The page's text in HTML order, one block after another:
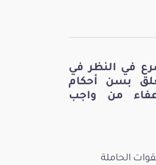
في النظر في
بسن أحكام
من واجب
الحاملة